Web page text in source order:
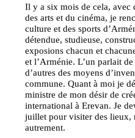
Il y a six mois de cela, avec
des arts et du cinéma, je
culture et des sports
détendue, studieuse,
exposions chacun et
et l’Arménie. L’un parlait
d’autres des moyens
commune. Quant à moi je
ministre de mon désir de
international à Erevan. Je
juillet pour visiter des lieux,
autrement.